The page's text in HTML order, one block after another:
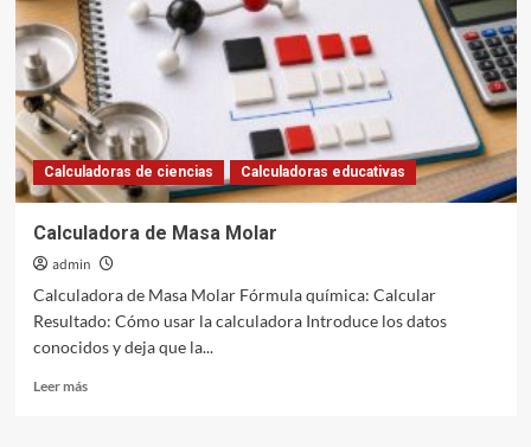
Calculadoras de ciencias Calculadoras educativas
Calculadora de Masa Molar
admin
Calculadora de Masa Molar Fórmula química: Calcular
Resultado: Cómo usar la calculadora Introduce los datos
conocidos y deja que la...
Leer másLeer